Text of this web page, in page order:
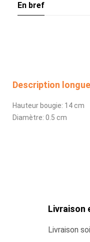
En bref
Description longue
Hauteur bougie: 14 cm
Diamètre: 0.5 cm
Livraison
Livraison